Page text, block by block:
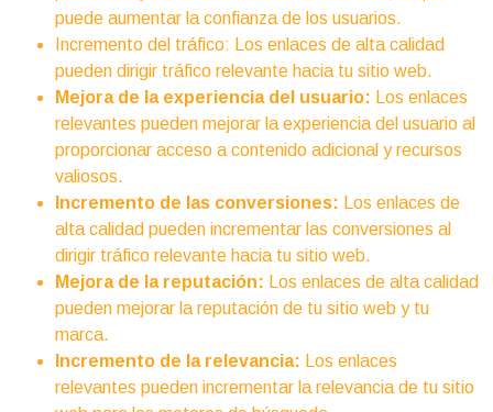
puede aumentar la confianza de los usuarios.
Incremento del tráfico: Los enlaces de alta calidad
pueden dirigir tráfico relevante hacia tu sitio web.
Mejora de la experiencia del usuario: Los enlaces
relevantes pueden mejorar la experiencia del usuario al
proporcionar acceso a contenido adicional y recursos
valiosos.
Incremento de las conversiones:
Los enlaces de
alta calidad pueden incrementar las conversiones al
dirigir tráfico relevante hacia tu sitio web.
Mejora de la reputación: Los enlaces de alta calidad
pueden mejorar la reputación de tu sitio web y tu
marca.
Incremento de la relevancia: Los enlaces
relevantes pueden incrementar la relevancia de tu sitio